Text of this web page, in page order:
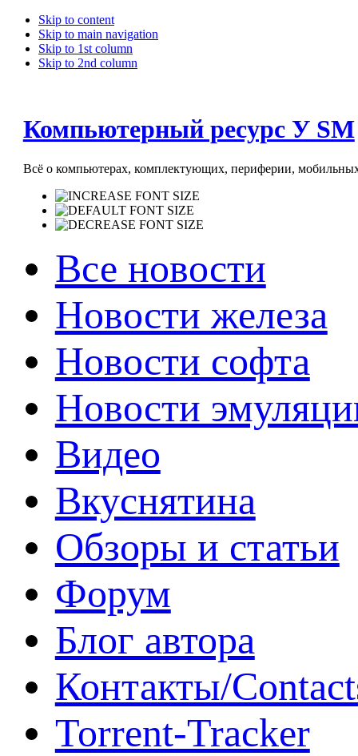
Skip to content
Skip to main navigation
Skip to 1st column
Skip to 2nd column
Компьютерный ресурс У SM
Всё о компьютерах, комплектующих, периферии, мобильных
Все новости
Новости железа
Новости софта
Новости
Видео
Вкуснятина
Обзоры и статьи
Форум
Блог автора
Контакты/
Torrent-Tracker